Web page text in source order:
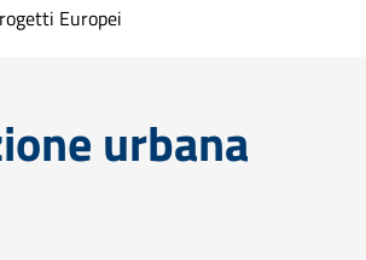
Europei
urbana